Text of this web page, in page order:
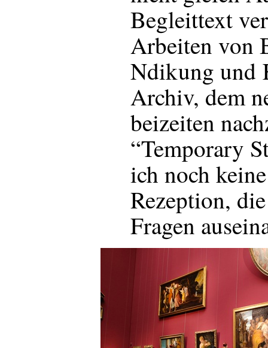
Begleittext
Arbeiten von
Ndikung und
Archiv, dem
beizeiten
“Temporary
ich noch
Rezeption,
Fragen